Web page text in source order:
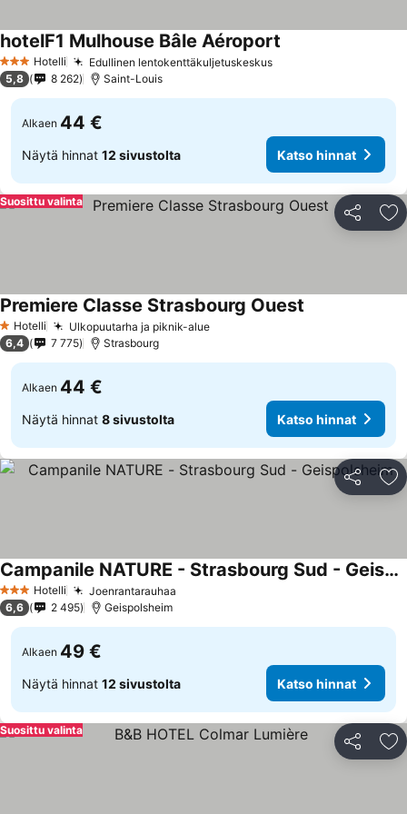
3 Tähtiluokitus
Hotelli Edullinen lentokenttäkuljetuskeskusKatso hinnat
hotelF1 Mulhouse Bâle Aéroport
5,8 8 262 Saint-Louis
Alkaen 44 €
Näytä hinnat 12 sivustolta Katso hinnat
Jaa
Suosittu valinta
1 Tähtiluokitus
Hotelli Ulkopuutarha ja piknik-alueKatso hinnat
Premiere Classe Strasbourg Ouest
6,4 7 775 Strasbourg
Alkaen 44 €
Näytä hinnat 8 sivustolta Katso hinnat
Jaa
3 Tähtiluokitus
Hotelli Joenrantarauhaa
Campanile NATURE - Strasbourg Sud - Geispolsheim
Katso hinnat
6,6 2 495 Geispolsheim
Alkaen 49 €
Näytä hinnat 12 sivustolta Katso hinnat
Jaa
Suosittu valinta